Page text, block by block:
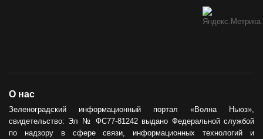
О нас
Зеленоградский информационный портал «Волна Ньюз»,
свидетельство: Эл № ФС77-81242 выдано Федеральной службой
по надзору в сфере связи, информационных технологий и